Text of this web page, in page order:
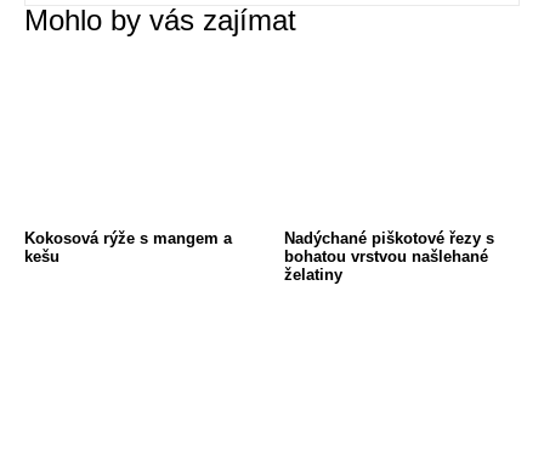
Mohlo by vás zajímat
Kokosová rýže s mangem a
kešu
Nadýchané piškotové řezy s
bohatou vrstvou našlehané
želatiny